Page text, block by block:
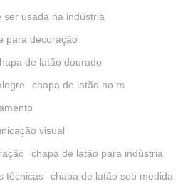
usada na indústria
para decoração
de latão dourado
chapa de latão no rs
visual
chapa de latão para indústria
técnicas
chapa de latão sob medida